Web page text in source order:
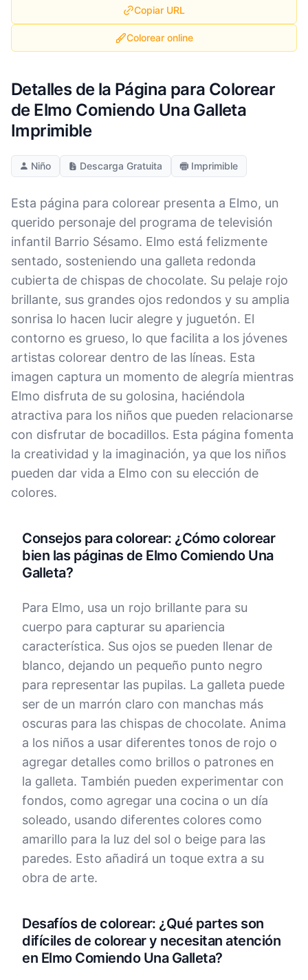
Copiar URL
Colorear online
Detalles de la Página para Colorear
de Elmo Comiendo Una Galleta
Imprimible
Niño Descarga Gratuita Imprimible
Esta página para colorear presenta a Elmo, un
querido personaje del programa de televisión
infantil Barrio Sésamo. Elmo está felizmente
sentado, sosteniendo una galleta redonda
cubierta de chispas de chocolate. Su pelaje rojo
brillante, sus grandes ojos redondos y su amplia
sonrisa lo hacen lucir alegre y juguetón. El
contorno es grueso, lo que facilita a los jóvenes
artistas colorear dentro de las líneas. Esta
imagen captura un momento de alegría mientras
Elmo disfruta de su golosina, haciéndola
atractiva para los niños que pueden relacionarse
con disfrutar de bocadillos. Esta página fomenta
la creatividad y la imaginación, ya que los niños
pueden dar vida a Elmo con su elección de
colores.
Consejos para colorear: ¿Cómo colorear
bien las páginas de Elmo Comiendo Una
Galleta?
Para Elmo, usa un rojo brillante para su
cuerpo para capturar su apariencia
característica. Sus ojos se pueden llenar de
blanco, dejando un pequeño punto negro
para representar las pupilas. La galleta puede
ser de un marrón claro con manchas más
oscuras para las chispas de chocolate. Anima
a los niños a usar diferentes tonos de rojo o
agregar detalles como brillos o patrones en
la galleta. También pueden experimentar con
fondos, como agregar una cocina o un día
soleado, usando diferentes colores como
amarillo para la luz del sol o beige para las
paredes. Esto añadirá un toque extra a su
obra de arte.
Desafíos de colorear: ¿Qué partes son
difíciles de colorear y necesitan atención
en Elmo Comiendo Una Galleta?